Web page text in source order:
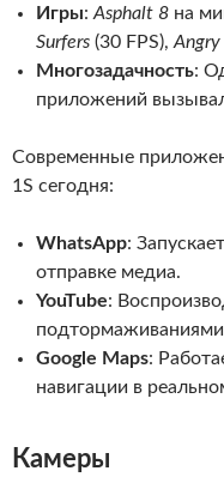
Игры: Asphalt 8 на
Surfers (30 FPS), Angry
Многозадачность:
приложений
Современные
1S сегодня:
WhatsApp:
отправке медиа.
YouTube:
Google Maps:
навигации в
Камеры